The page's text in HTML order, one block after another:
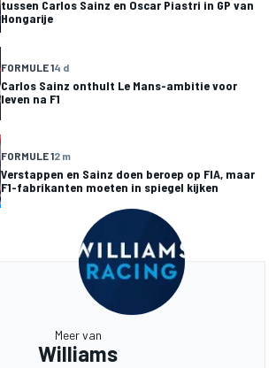
tussen Carlos Sainz en Oscar Piastri in GP van
Hongarije
FORMULE 14 d
Carlos Sainz onthult Le Mans-ambitie voor
leven na F1
FORMULE 12 m
Verstappen en Sainz doen beroep op FIA, maar
F1-fabrikanten moeten in spiegel kijken
Meer van
Williams